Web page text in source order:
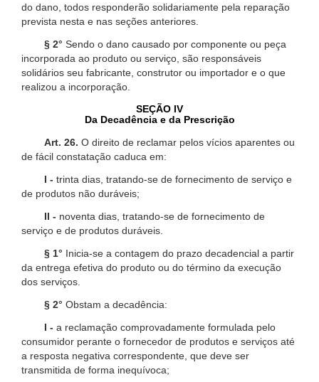
do dano, todos responderão solidariamente pela reparação
prevista nesta e nas seções anteriores.
§ 2° Sendo o dano causado por componente ou peça
incorporada ao produto ou serviço, são responsáveis
solidários seu fabricante, construtor ou importador e o que
realizou a incorporação.
SEÇÃO IV
Da Decadência e da Prescrição
Art. 26. O direito de reclamar pelos vícios aparentes ou
de fácil constatação caduca em:
I - trinta dias, tratando-se de fornecimento de serviço e
de produtos não duráveis;
II - noventa dias, tratando-se de fornecimento de
serviço e de produtos duráveis.
§ 1° Inicia-se a contagem do prazo decadencial a partir
da entrega efetiva do produto ou do término da execução
dos serviços.
§ 2° Obstam a decadência:
I - a reclamação comprovadamente formulada pelo
consumidor perante o fornecedor de produtos e serviços até
a resposta negativa correspondente, que deve ser
transmitida de forma inequívoca;